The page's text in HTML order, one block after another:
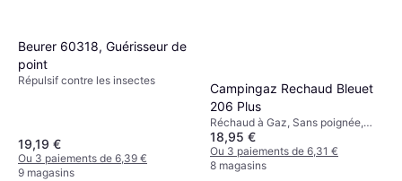
Beurer 60318, Guérisseur de
point
Répulsif contre les insectes
19,19 €
Ou 3 paiements de 6,39 €
9 magasins
Campingaz Rechaud Bleuet
206 Plus
Réchaud à Gaz, Sans poignée,
Puissance 1250W, Acier
18,95 €
Ou 3 paiements de 6,31 €
8 magasins